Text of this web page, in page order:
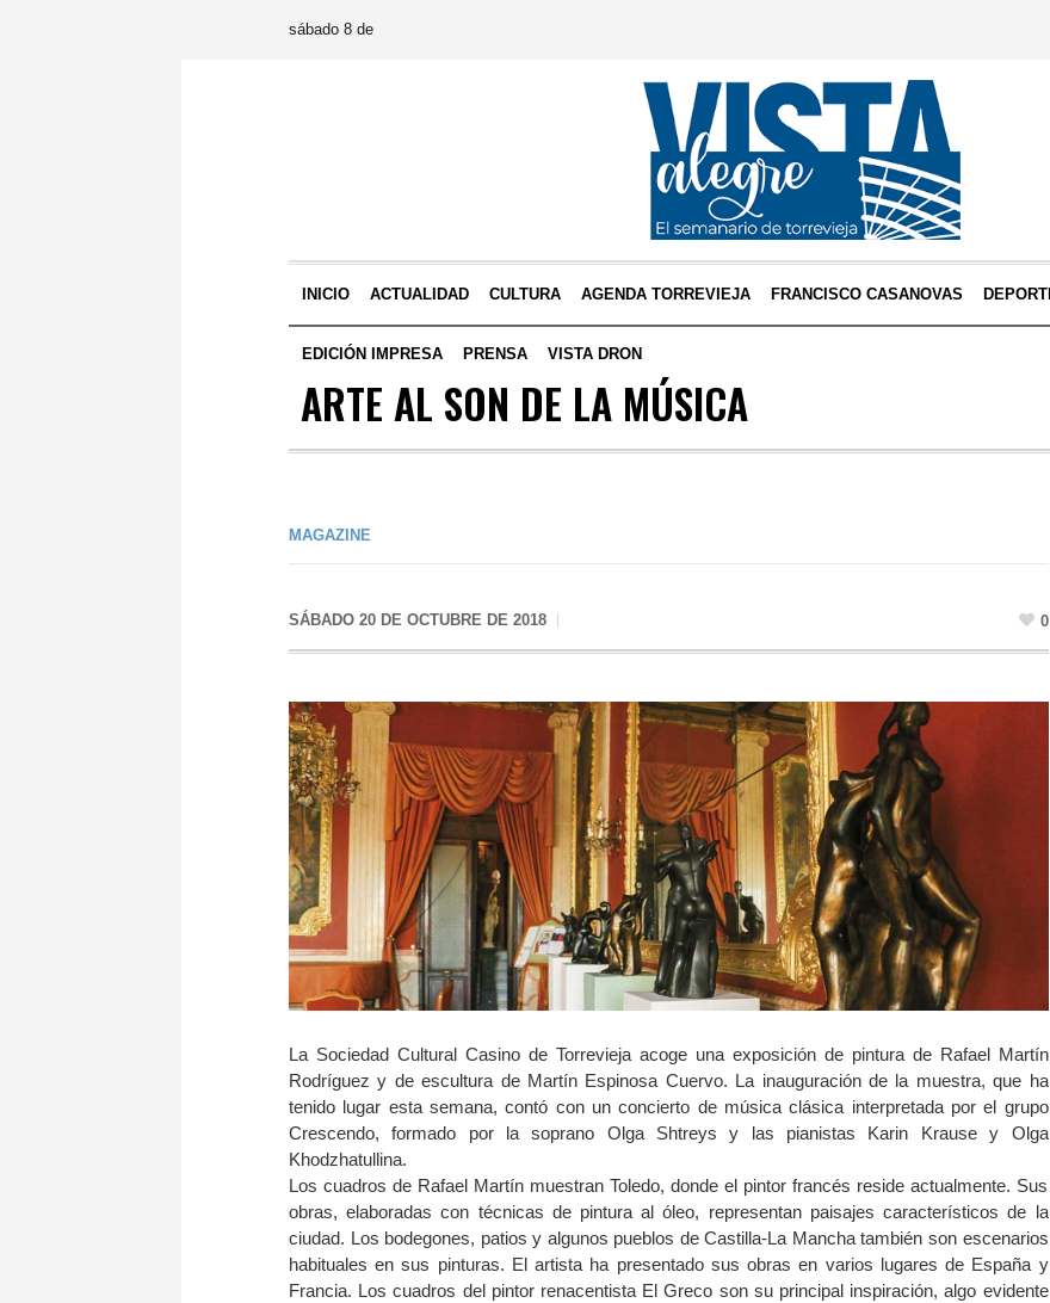
sábado 8 de
INICIO ACTUALIDAD CULTURA AGENDA TORREVIEJA FRANCISCO CASANOVAS
EDICIÓN IMPRESA PRENSA VISTA DRON
ARTE AL SON DE LA MÚSICA
MAGAZINE
SÁBADO 20 DE OCTUBRE DE 2018 0
La Sociedad Cultural Casino de Torrevieja acoge una exposición de pintura de Rafael Martín
Rodríguez y de escultura de Martín Espinosa Cuervo. La inauguración de la muestra, que ha
tenido lugar esta semana, contó con un concierto de música clásica interpretada por el grupo
Crescendo, formado por la soprano Olga Shtreys y las pianistas Karin Krause y Olga
Khodzhatullina.
Los cuadros de Rafael Martín muestran Toledo, donde el pintor francés reside actualmente. Sus
obras, elaboradas con técnicas de pintura al óleo, representan paisajes característicos de la
ciudad. Los bodegones, patios y algunos pueblos de Castilla-La Mancha también son escenarios
habituales en sus pinturas. El artista ha presentado sus obras en varios lugares de España y
Francia. Los cuadros del pintor renacentista El Greco son su principal inspiración, algo evidente